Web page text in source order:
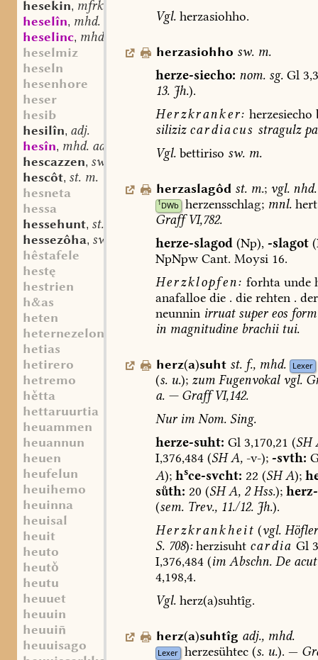
hesekin, mfrk. st. n.
heselîn, mhd. st. n.
heselinc, mhd. st. m.
heselmiz
heseln
hesenhore
heser
hesib
hesilîn, adj.
hesîn, mhd. adj.
hescazzen, sw. v.
hescôt, st. m.
hesneta
hessa
hessehunt, st. m.
hessezôha, sw. f.
hêstafele
hestę
hestrien
h&as
heten
heternezelon
hetias
hetirero
hetremo
htta
hettaruurtia
heuammen
heuannun
heuen
heufelun
heuihemo
heuinna
heuisal
heuit
heuto
heut
heutu
heuuet
heuuin
heuui
heuuisago
Vgl.herzasiohho.
herzasiohho sw. m.
herze-siecho: nom.sg.Gl
13.Jh.).
Herzkranker: herzesiecho
siliziz cardiacus stragulz
Vgl.bettiriso sw.m.
herzaslagôd st. m.; vgl. nhd.
1DWb herzensschlag; mnl.
GraffVI,782.
herze-slagod(Np), -slagot
NpNpw Cant. Moysi16.
Herzklopfen: forhtaunde
anafalloe die. dierehten.
neunnin irruatsuper eos
inmagnitudinebrachiitui.
herz(a)suht st. f., mhd. Lexer
(s.u.); zum Fugenvokalvgl.
a.—GraffVI,142.
NurimNom.Sing.
herze-suht: Gl3,170,21 (SH
I,376,484(SHA, -v-); -svth:
A); hsce-svcht: 22 (SHA);
sth: 20 (SHA,2Hss.);
(sem.Trev.,11./12.Jh.).
Herzkrankheit (vgl.
S.708): herzisuht cardia Gl
I,376,484(im Abschn.De
4,198,4.
Vgl.herz(a)suhtîg.
herz(a)suhtîg adj., mhd.
Lexer herzesühtec(s.u.). —